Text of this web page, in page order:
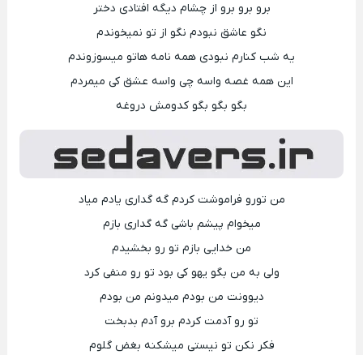
برو برو برو از چشام دیگه افتادی دختر
نگو عاشق نبودم نگو از تو نمیخوندم
یه شب کنارم نبودی همه نامه هاتو میسوزوندم
این همه غصه واسه چی واسه عشق کی میمردم
بگو بگو بگو کدومش دروغه
من تورو فراموشت کردم گه گداری یادم میاد
میخوام پیشم باشی گه گداری بازم
من خدایی بازم تو رو بخشیدم
ولی به من بگو یهو کی بود تو رو منفی کرد
دیوونت من بودم میدونم من بودم
تو رو آدمت کردم برو آدم بدبخت
فکر نکن تو نیستی میشکنه بغض گلوم